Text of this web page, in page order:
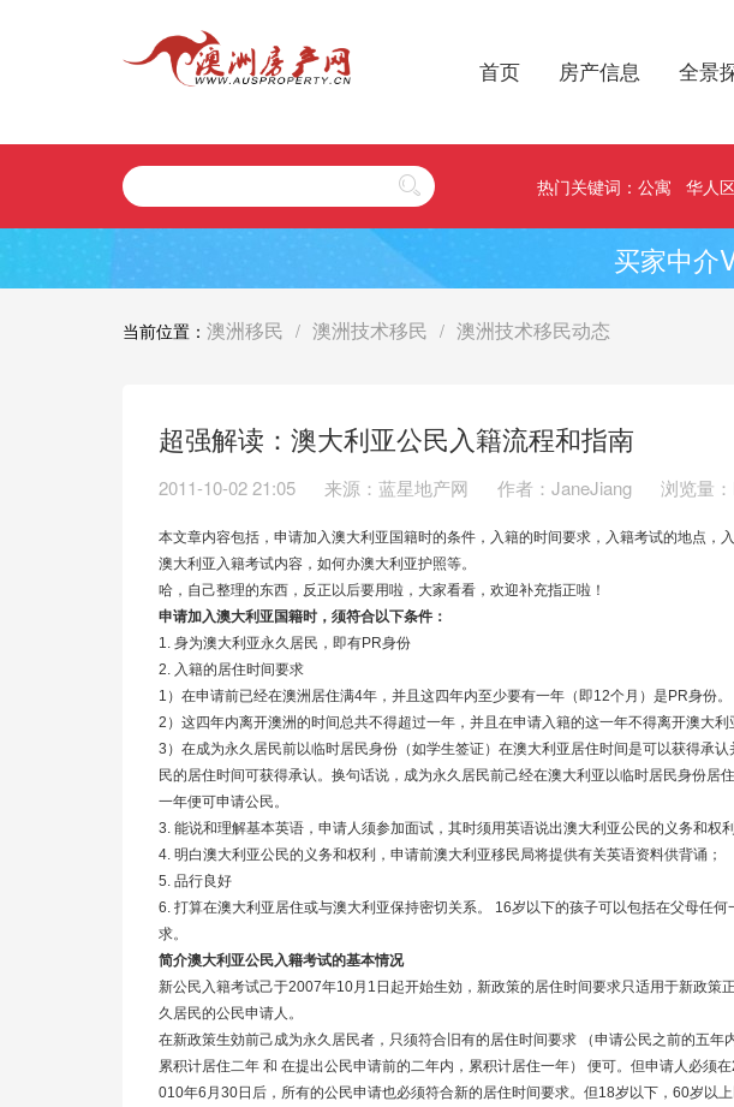
首页 房产信息 全景
热门关键词： 公寓 华人
买家中介
当前位置： 澳洲移民 / 澳洲技术移民 / 澳洲技术移民动态
超强解读：澳大利亚公民入籍流程和指南
2011-10-02 21:05 来源：蓝星地产网 作者：JaneJiang 浏览量：
本文章内容包括，申请加入澳大利亚国籍时的条件，入籍的时间要求，入籍考试的地点，
澳大利亚入籍考试内容，如何办澳大利亚护照等。
哈，自己整理的东西，反正以后要用啦，大家看看，欢迎补充指正啦！
申请加入澳大利亚国籍时，须符合以下条件：
1. 身为澳大利亚永久居民，即有PR身份
2. 入籍的居住时间要求
1 ）在申请前已经在澳洲居住满4年，并且这四年内至少要有一年（即12个月）是 PR身份。
2 ）这四年内离开澳洲的时间总共不得超过一年，并且在申请入籍的这一年不得离开澳大利
3 ）在成为永久居民前以临时居民身份（如学生签证）在澳大利亚居住时间是可以获得承
民的居住时间可获得承认。换句话说，成为永久居民前己经在澳大利亚以临时居民身份居
一年便可申请公民。
3. 能说和理解基本英语，申请人须参加面试，其时须用英语说出澳大利亚公民的义务和权利
4. 明白澳大利亚公民的义务和权利，申请前澳大利亚移民局将提供有关英语资料供背诵；
5. 品行良好
6. 打算在澳大利亚居住或与澳大利亚保持密切关系。 16岁以下的孩子可以包括在父母任
求。
简介澳大利亚公民入籍考试的基本情况
新公民入籍考试己于2007年10月 1 日起开始生効，新政策的居住时间要求只适用于新政策
久居民的公民申请人。
在新政策生効前己成为永久居民者，只须符合旧有的居住时间要求
（申请公民之前的五
累积计居住二年 和 在提出公民申请前的二年内，累积计居住一年） 便可。但申请人必须在
010年6 月 30日后，所有的公民申请也必须符合新的居住时间要求。但18岁以下， 60岁以